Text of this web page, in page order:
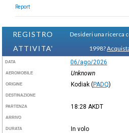
Report
REGISTRO
ATTIVITA'
Desideri una ricerca
1998?
DATA 06/ago/2026
AEROMOBILE Unknown
ORIGINE Kodiak (PADQ)
DESTINAZIONE
PARTENZA 18:28 AKDT
ARRIVO
DURATA In volo